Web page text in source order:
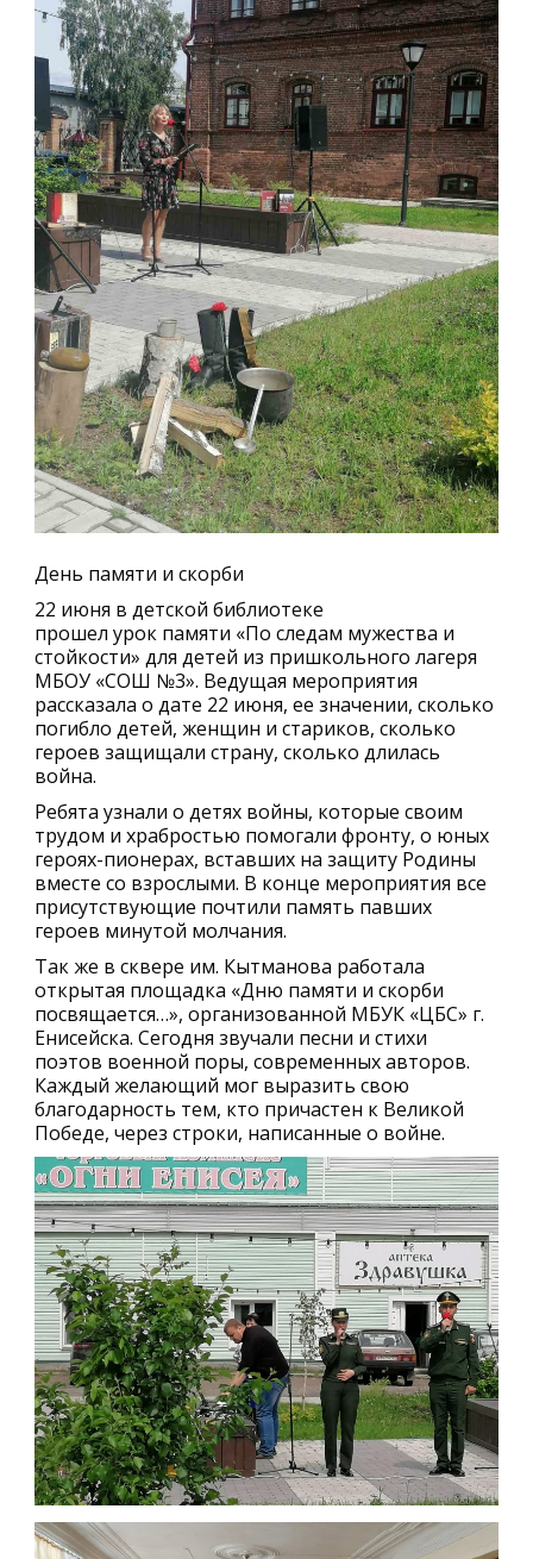
День памяти и скорби
22 июня в детской библиотеке
прошел урок памяти «По следам мужества и
стойкости» для детей из пришкольного лагеря
МБОУ «СОШ №3». Ведущая мероприятия
рассказала о дате 22 июня, ее значении, сколько
погибло детей, женщин и стариков, сколько
героев защищали страну, сколько длилась
война.
Ребята узнали о детях войны, которые своим
трудом и храбростью помогали фронту, о юных
героях-пионерах, вставших на защиту Родины
вместе со взрослыми. В конце мероприятия все
присутствующие почтили память павших
героев минутой молчания.
Так же в сквере им. Кытманова работала
открытая площадка «Дню памяти и скорби
посвящается…», организованной МБУК «ЦБС» г.
Енисейска. Сегодня звучали песни и стихи
поэтов военной поры, современных авторов.
Каждый желающий мог выразить свою
благодарность тем, кто причастен к Великой
Победе, через строки, написанные о войне.